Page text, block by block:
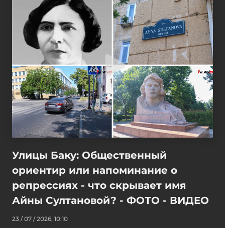
Улицы Баку: Общественный
ориентир или напоминание о
репрессиях - что скрывает имя
Айны Султановой? - ФОТО - ВИДЕО
23 / 07 / 2026, 10:10